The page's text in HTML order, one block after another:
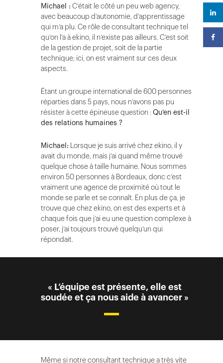
Michael : C’était le côté un peu web agency,
avec beaucoup d’autonomie, d’apprentissage
qui m’a plu. Ce rôle de consultant technique tel
qu’on l’a à ekino, il n’existe pas ailleurs. C’est soit
de la gestion de projet, soit de la partie
technique; ici, on est vraiment sur ces deux
aspects.
Étant un groupe international de 600 personnes
réparties dans 5 pays, nous n’avons pas pu
résister à cette épineuse question :Qu’en est-il
des relations humaines ?
Michael: Lorsque je suis arrivé chez ekino, il y
avait du monde, mais j’ai quand même trouvé
quelque chose à taille humaine. Nous sommes
environ 50 personnes à Bordeaux, donc c’est
vraiment une agence de proximité où tout le
monde se parle et se connaît. En plus de ça, je
trouve que chez ekino, on est des experts et à
chaque fois que j’ai eu une question complexe à
poser, j’ai toujours trouvé quelqu’un qui
répondait.
« L’équipe est présente, elle est
soudée et ça nous aide à avancer »
Même si notre consultant technique a très vite